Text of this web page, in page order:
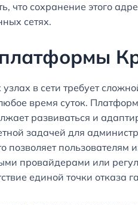
что сохранение этого
сетях.
в сети требует
время суток.
развиваться и
задачей для
пользователям
провайдерами или
единой точки